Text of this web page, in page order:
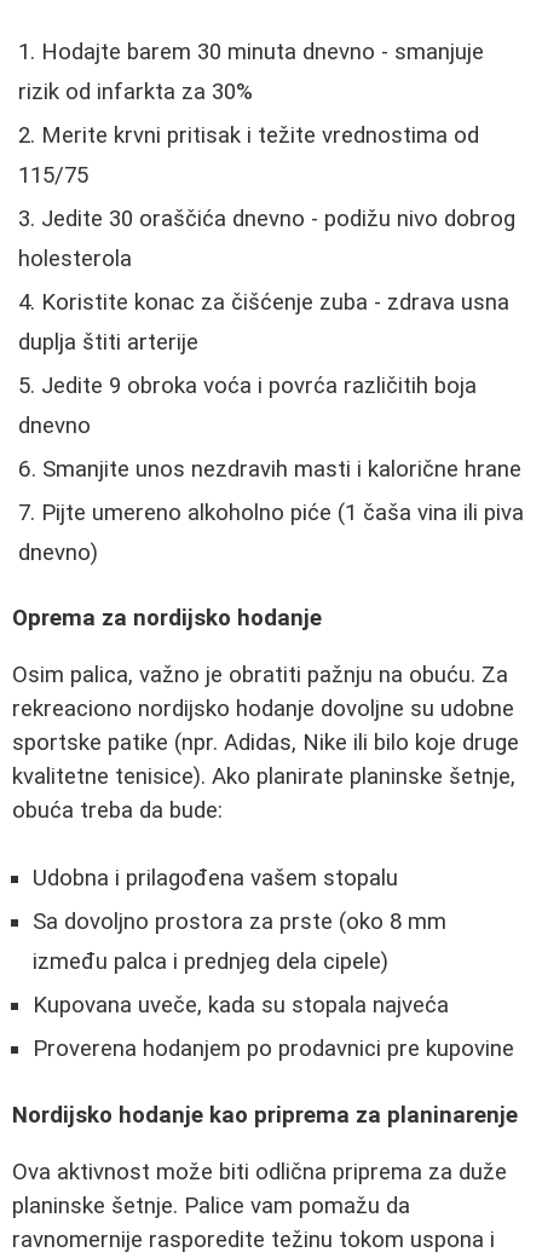
Hodajte barem 30 minuta dnevno - smanjuje
rizik od infarkta za 30%
Merite krvni pritisak i težite vrednostima od
115/75
Jedite 30 oraščića dnevno - podižu nivo dobrog
holesterola
Koristite konac za čišćenje zuba - zdrava usna
duplja štiti arterije
Jedite 9 obroka voća i povrća različitih boja
dnevno
Smanjite unos nezdravih masti i kalorične hrane
Pijte umereno alkoholno piće (1 čaša vina ili piva
dnevno)
Oprema za nordijsko hodanje
Osim palica, važno je obratiti pažnju na obuću. Za
rekreaciono nordijsko hodanje dovoljne su udobne
sportske patike (npr. Adidas, Nike ili bilo koje druge
kvalitetne tenisice). Ako planirate planinske šetnje,
obuća treba da bude:
Udobna i prilagođena vašem stopalu
Sa dovoljno prostora za prste (oko 8 mm
između palca i prednjeg dela cipele)
Kupovana uveče, kada su stopala najveća
Proverena hodanjem po prodavnici pre kupovine
Nordijsko hodanje kao priprema za planinarenje
Ova aktivnost može biti odlična priprema za duže
planinske šetnje. Palice vam pomažu da
ravnomernije rasporedite težinu tokom uspona i